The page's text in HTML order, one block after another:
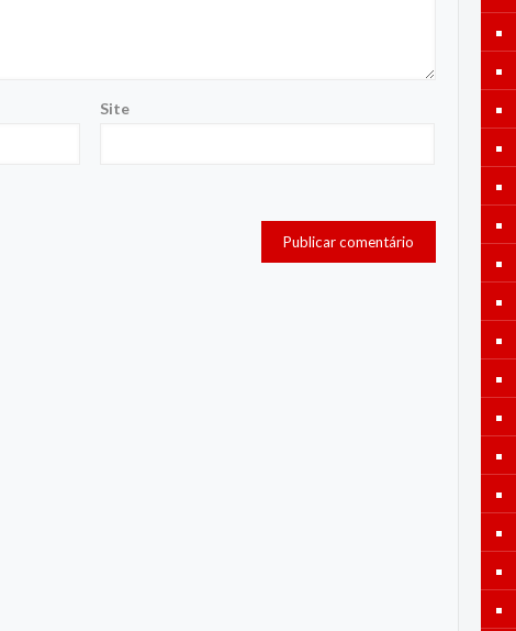
Site